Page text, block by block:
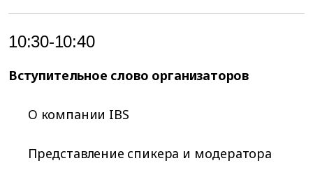
10:30-10:40
Вступительное слово организаторов
О компании IBS
Представление спикера и модератора